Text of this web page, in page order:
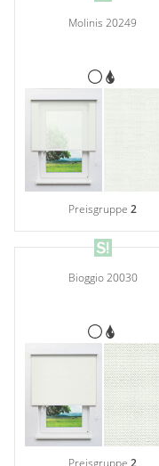
Molinis 20249
Preisgruppe2
Bioggio 20030